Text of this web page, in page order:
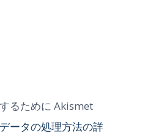
るために Akismet
ータの処理方法の詳